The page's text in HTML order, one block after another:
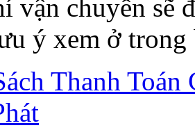
vận chuyển sẽ
ý xem ở trong
Thanh Toán